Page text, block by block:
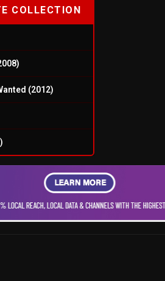
COLLECTION
(2012)